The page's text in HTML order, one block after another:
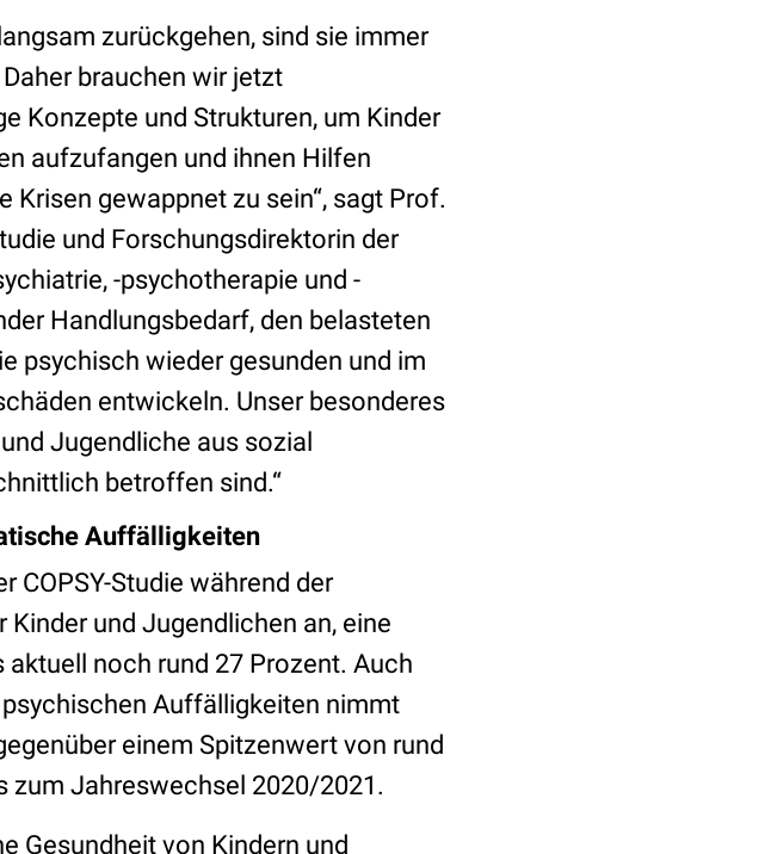
zurückgehen, sind sie immer
brauchen wir jetzt
Konzepte und Strukturen, um Kinder
aufzufangen und ihnen Hilfen
gewappnet zu sein“, sagt Prof.
und Forschungsdirektorin der
-psychotherapie und -
Handlungsbedarf, den belasteten
psychisch wieder gesunden und im
entwickeln. Unser besonderes
Jugendliche aus sozial
betroffen sind.“
Auffälligkeiten
COPSY-Studie während der
und Jugendlichen an, eine
noch rund 27 Prozent. Auch
Auffälligkeiten nimmt
einem Spitzenwert von rund
zum Jahreswechsel 2020/2021.
Gesundheit von Kindern und